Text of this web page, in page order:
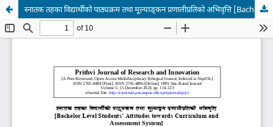
स्नातक तहका विद्यार्थीको पाठ्यक्रम तथा मूल्याङ्कन प्रणालीप्रतिको अभिवृत्ति [Bachelor Level Students’ Attitudes towards Curriculum and Assessment System]